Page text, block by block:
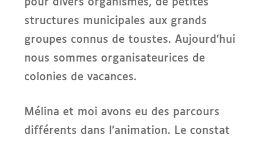
pour divers organismes, de petites
structures municipales aux grands
groupes connus de toustes. Aujourd’hui
nous sommes organisateurices de
colonies de vacances.
Mélina et moi avons eu des parcours
différents dans l’animation. Le constat